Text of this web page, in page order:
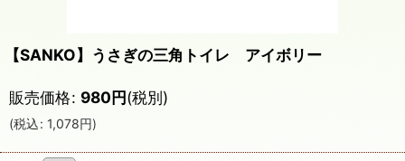
【SANKO】うさぎの三角トイレ アイボリー
販売価格: 980円(税別)
(税込: 1,078円)